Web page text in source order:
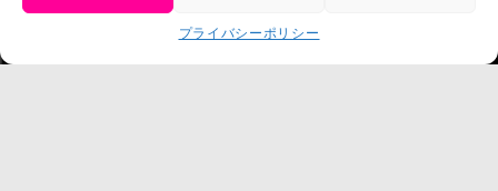
プライバシーポリシー